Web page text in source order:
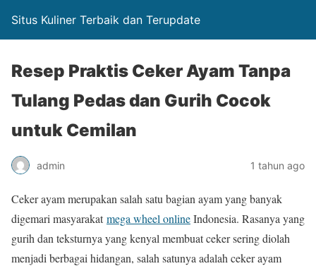
Situs Kuliner Terbaik dan Terupdate
Resep Praktis Ceker Ayam Tanpa
Tulang Pedas dan Gurih Cocok
untuk Cemilan
admin 1 tahun ago
Ceker ayam merupakan salah satu bagian ayam yang banyak
digemari masyarakatmega wheel onlineIndonesia. Rasanya yang
gurih dan teksturnya yang kenyal membuat ceker sering diolah
menjadi berbagai hidangan, salah satunya adalah ceker ayam